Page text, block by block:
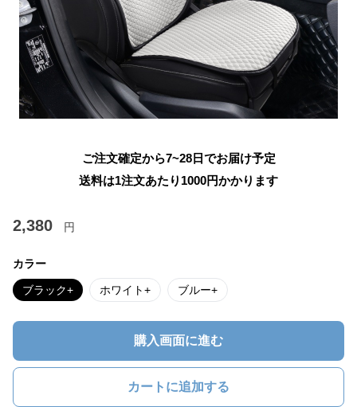
ご注文確定から7~28日でお届け予定
送料は1注文あたり 1000円かかります
2,380 円
カラー
ブラック+ ホワイト+ ブルー+
購入画面に進む
カートに追加する